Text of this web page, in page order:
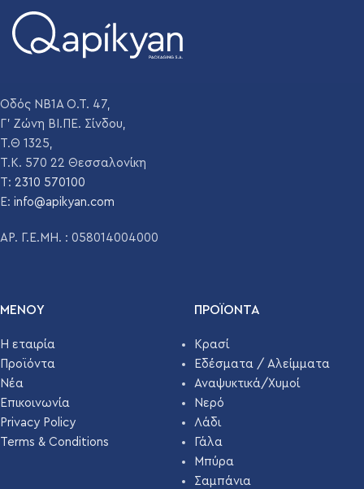
Οδός ΝΒ1Α Ο.Τ. 47,
Γ' Ζώνη ΒΙ.ΠΕ. Σίνδου,
Τ.Θ 1325,
Τ.Κ. 570 22 Θεσσαλονίκη
T: 2310 570100
E: info@apikyan.com
ΑΡ. Γ.Ε.ΜΗ. : 058014004000
ΜΕΝΟΥ
Η εταιρία
Προϊόντα
Νέα
Επικοινωνία
Privacy Policy
Terms & Conditions
ΠΡΟΪΌΝΤΑ
Κρασί
Εδέσματα / Αλείμματα
Αναψυκτικά/Χυμοί
Νερό
Λάδι
Γάλα
Μπύρα
Σαμπάνια